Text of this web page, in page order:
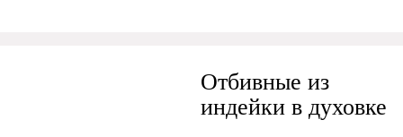
Отбивные из
индейки в духовке